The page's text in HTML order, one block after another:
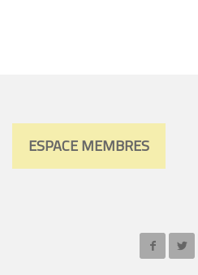
ESPACE MEMBRES